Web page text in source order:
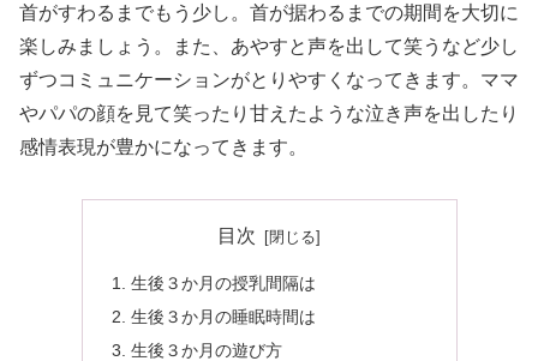
首がすわるまでもう少し。首が据わるまでの期間を大切に
楽しみましょう。また、あやすと声を出して笑うなど少し
ずつコミュニケーションがとりやすくなってきます。ママ
やパパの顔を見て笑ったり甘えたような泣き声を出したり
感情表現が豊かになってきます。
目次
生後３か月の授乳間隔は
生後３か月の睡眠時間は
生後３か月の遊び方